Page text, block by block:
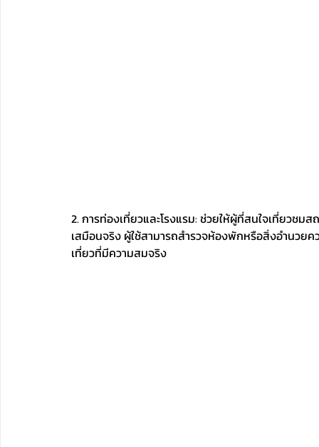
2. การท่องเที่ยวและโรงแรม: ช่วยให้ผู้ที่สนใจเที่ยวชม
เสมือนจริง ผู้ใช้สามารถสำรวจห้องพักหรือสิ่งอำนวย
เที่ยวที่มีความสมจริง